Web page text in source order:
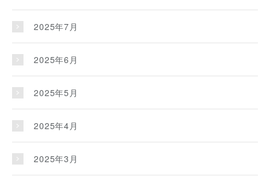
2025年7月
2025年6月
2025年5月
2025年4月
2025年3月